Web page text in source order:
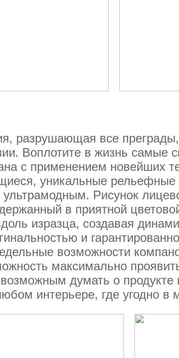
разрушающая все
Воплотите в жизнь самые
с применением новейших
уникальные рельефные
Рисунок
в приятной
изразца, создавая
и
возможности
максимально
думать о продукте
интерьере, где угодно в